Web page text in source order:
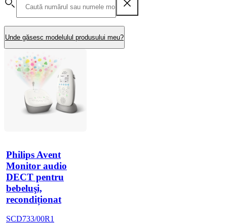
Unde găsesc modelulul produsului meu?
Philips Avent
Monitor audio
DECT pentru
bebeluşi,
recondiționat
SCD733/00R1